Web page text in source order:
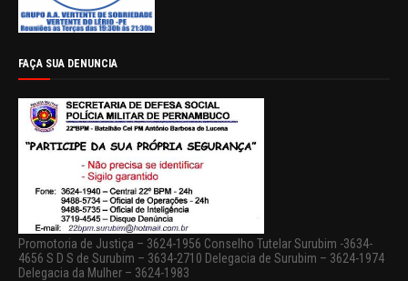
FAÇA SUA DENUNCIA
Promotoria de Justiça – 3624-1956 Conselho Tutelar Surubim -3634-
4656 S D S de Surubim – 3634-2710 Delegacia de Surubim – 3624-1974
Delegacia da Mulher – 3624-1983